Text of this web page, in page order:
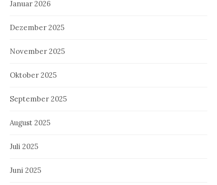
Januar 2026
Dezember 2025
November 2025
Oktober 2025
September 2025
August 2025
Juli 2025
Juni 2025